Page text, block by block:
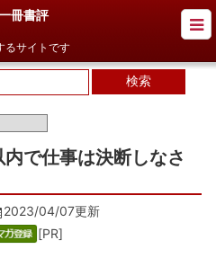
一冊書評
るサイトです
内で仕事は決断しなさ
2023/04/07更新
[PR]